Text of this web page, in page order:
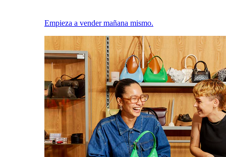
Empieza a vender mañana mismo.